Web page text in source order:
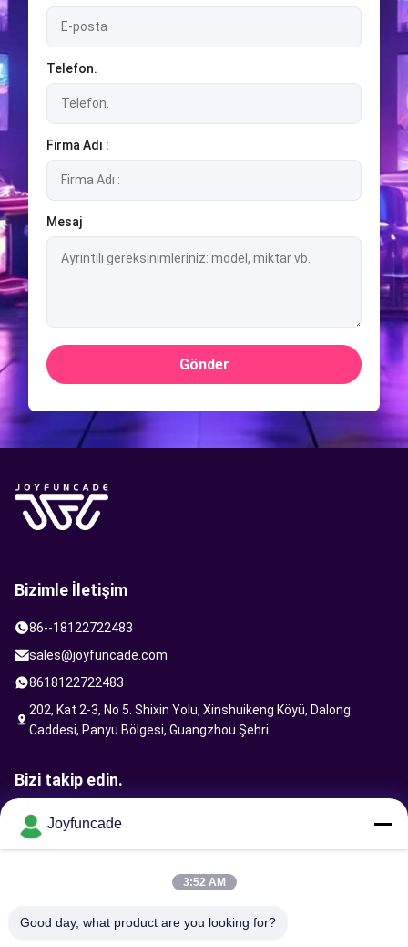
Telefon.
Firma Adı :
Mesaj
Gönder
Bizimle İletişim
86--18122722483
sales@joyfuncade.com
8618122722483
202, Kat 2-3, No 5. Shixin Yolu, Xinshuikeng Köyü, Dalong
Caddesi, Panyu Bölgesi, Guangzhou Şehri
Bizi takip edin.
Joyfuncade
3:52 AM
Good day, what product are you looking for?